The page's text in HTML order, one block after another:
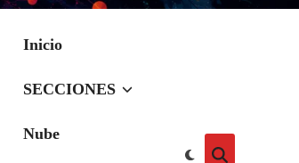
Inicio
SECCIONES
Nube
Cambiar
Abrir